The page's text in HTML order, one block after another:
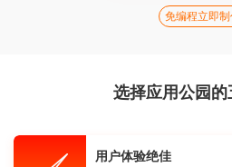
免编程立即
选择应用公园的
用户体验绝佳